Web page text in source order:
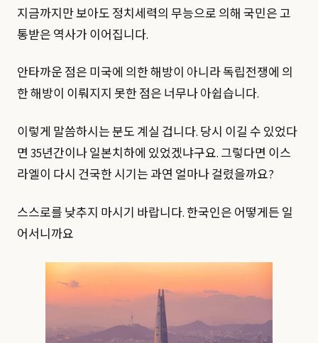
지금까지만 보아도 정치세력의 무능으로 의해 국민은 고
통받은 역사가 이어집니다.
안타까운 점은 미국에 의한 해방이 아니라 독립전쟁에 의
한 해방이 이뤄지지 못한 점은 너무나 아쉽습니다.
이렇게 말씀하시는 분도 계실 겁니다. 당시 이길 수 있었다
면 35년간이나 일본치하에 있었겠냐구요. 그렇다면 이스
라엘이 다시 건국한 시기는 과연 얼마나 걸렸을까요?
스스로를 낮추지 마시기 바랍니다. 한국인은 어떻게든 일
어서니까요